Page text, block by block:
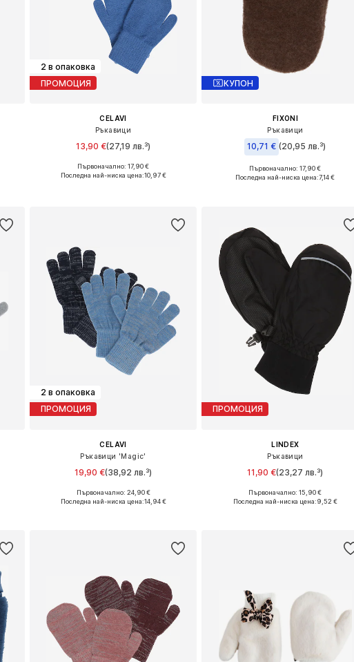
2 в опаковка
ПРОМОЦИЯ
CELAVI
Ръкавици
13,90 €(27,19 лв.³)
Налични размери: XXS-XS, S-M
Първоначално: 17,90 €
Последна най-ниска цена:10,97 €
КУПОН
FIXONI
Ръкавици
10,71 € (20,95 лв.³)
+2
Налични размери: XXXS, XXXS, XXXS
Първоначално: 17,90 €
Последна най-ниска цена:7,14 €
2 в опаковка
ПРОМОЦИЯ
CELAVI
Ръкавици 'Magic'
19,90 €(38,92 лв.³)
Налични размери: XXS-XS, S-M, M-XL
Първоначално: 24,90 €
Последна най-ниска цена:14,94 €
ПРОМОЦИЯ
LINDEX
Ръкавици
11,90 €(23,27 лв.³)
Налични размери: XS, S-M
Първоначално: 15,90 €
Последна най-ниска цена:9,52 €